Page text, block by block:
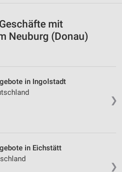
mit
Neuburg (Donau)
❯
in Ingolstadt
❯
in Eichstätt